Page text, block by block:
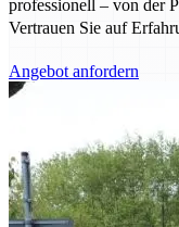
professionell – von der
Vertrauen Sie auf
Angebot anfordern